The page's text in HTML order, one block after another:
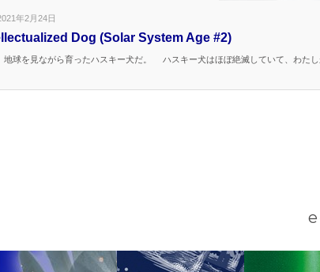
年2月24日
Dog (Solar System Age #2)
球を見ながら育ったハスキー犬だ。 ハスキー犬はほぼ絶滅していて、わた